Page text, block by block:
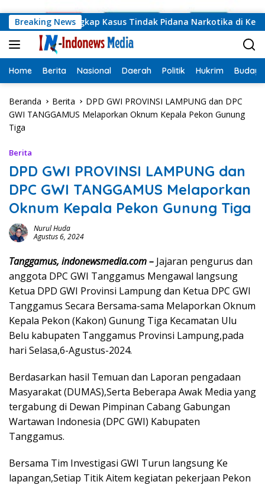
Breaking News
Barat Ungkap Kasus Tindak Pidana Narkotika di Kecamatan
Home Berita Nasional Daerah Politik Hukrim Budaya
Beranda Berita
DPD GWI PROVINSI LAMPUNG dan DPC
GWI TANGGAMUS Melaporkan Oknum Kepala Pekon Gunung
Tiga
Berita
DPD GWI PROVINSI LAMPUNG dan
DPC GWI TANGGAMUS Melaporkan
Oknum Kepala Pekon Gunung Tiga
Nurul Huda
Agustus 6, 2024
Tanggamus, indonewsmedia.com – Jajaran pengurus dan
anggota DPC GWI Tanggamus Mengawal langsung
Ketua DPD GWI Provinsi Lampung dan Ketua DPC GWI
Tanggamus Secara Bersama-sama Melaporkan Oknum
Kepala Pekon (Kakon) Gunung Tiga Kecamatan Ulu
Belu kabupaten Tanggamus Provinsi Lampung,pada
hari Selasa,6-Agustus-2024.
Berdasarkan hasil Temuan dan Laporan pengadaan
Masyarakat (DUMAS),Serta Beberapa Awak Media yang
tergabung di Dewan Pimpinan Cabang Gabungan
Wartawan Indonesia (DPC GWI) Kabupaten
Tanggamus.
Bersama Tim Investigasi GWI Turun langsung Ke
lapangan,Setiap Titik Aitem kegiatan pekerjaan Pekon